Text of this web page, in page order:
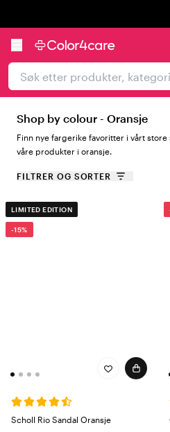
Shop by colour - Oransje
Finn nye fargerike favoritter i vårt
våre produkter i oransje.
FILTRER OG SORTER
LIMITED EDITION
-15%
Scholl Rio Sandal Oransje